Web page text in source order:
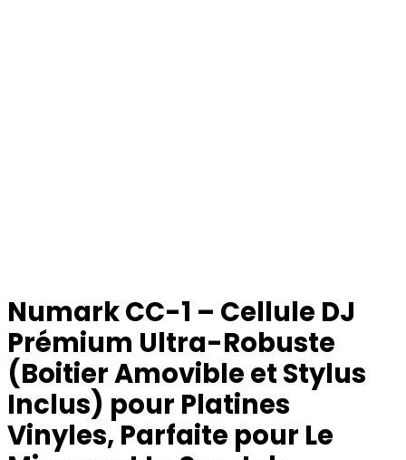
Numark CC-1 – Cellule DJ
Prémium Ultra-Robuste
(Boitier Amovible et Stylus
Inclus) pour Platines
Vinyles, Parfaite pour Le